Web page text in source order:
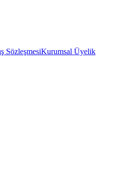
SözleşmesiKurumsal Üyelik